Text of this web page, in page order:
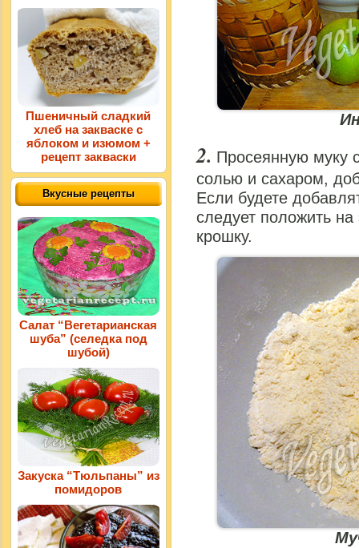
Просеянную муку
солью и сахаром,
Если будете
следует положить
крошку.
Пшеничный сладкий
хлеб на закваске с
яблоком и изюмом +
рецепт закваски
Вкусные рецепты
Салат “Вегетарианская
шуба” (селедка под
шубой)
Закуска “Тюльпаны” из
помидоров